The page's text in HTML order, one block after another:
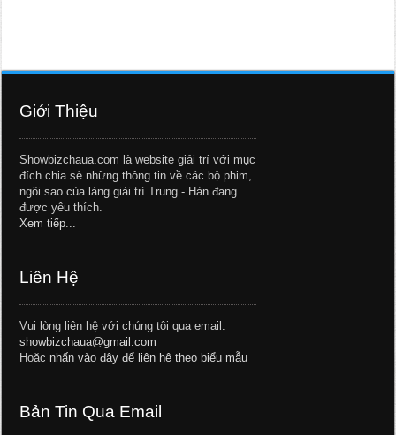
Giới Thiệu
Showbizchaua.com là website giải trí với mục
đích chia sẻ những thông tin về các bộ phim,
ngôi sao của làng giải trí Trung - Hàn đang
được yêu thích.
Xem tiếp...
Liên Hệ
Vui lòng liên hệ với chúng tôi qua email:
showbizchaua@gmail.com
Hoặc nhấn vào đây để liên hệ theo biểu mẫu
Bản Tin Qua Email